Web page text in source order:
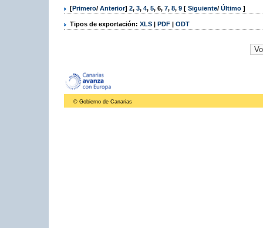
[Primero/ Anterior] 2, 3, 4, 5, 6, 7, 8, 9 [ Siguiente/ Último ]
Tipos de exportación: XLS | PDF | ODT
© Gobierno de Canarias